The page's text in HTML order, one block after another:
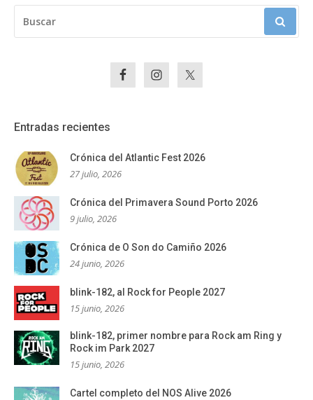
Entradas recientes
Crónica del Atlantic Fest 2026
27 julio, 2026
Crónica del Primavera Sound Porto 2026
9 julio, 2026
Crónica de O Son do Camiño 2026
24 junio, 2026
blink-182, al Rock for People 2027
15 junio, 2026
blink-182, primer nombre para Rock am Ring y
Rock im Park 2027
15 junio, 2026
Cartel completo del NOS Alive 2026